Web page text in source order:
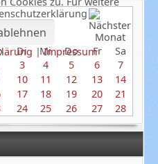
2026
Di Mi Do Fr
Sa
3 4 5 6
7
10 11 12 13
14
17 18 19 20
21
24 25 26 27 28
|Impressum